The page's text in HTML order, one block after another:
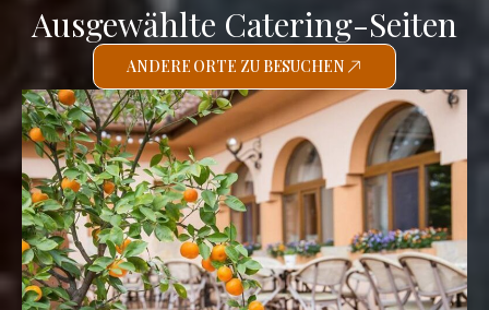
Ausgewählte Catering-Seiten
ANDERE ORTE ZU BESUCHEN